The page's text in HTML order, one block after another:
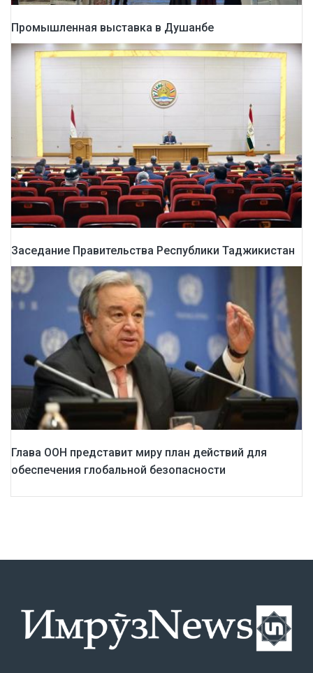
Промышленная выставка в Душанбе
Заседание Правительства Республики Таджикистан
Глава ООН представит миру план действий для
обеспечения глобальной безопасности